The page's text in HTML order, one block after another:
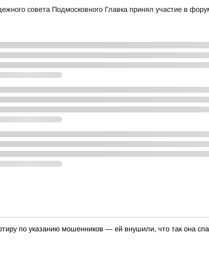
совета Подмосковного Главка принял участие в
по указанию мошенников — ей внушили, что так она